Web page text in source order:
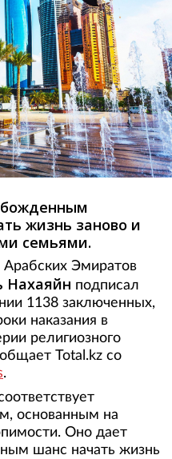
жизнь заново и
семьями.
Эмиратов
Нахаяйн подписал
1138 заключенных,
наказания в
религиозного
Total.kz со
.
основанным на
Оно дает
шанс начать жизнь